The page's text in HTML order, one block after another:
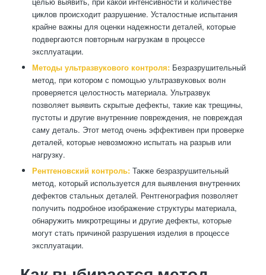
циклов происходит разрушение. Усталостные испытания
крайне важны для оценки надежности деталей, которые
подвергаются повторным нагрузкам в процессе
эксплуатации.
Методы ультразвукового контроля:Безразрушительный
метод, при котором с помощью ультразвуковых волн
проверяется целостность материала. Ультразвук
позволяет выявить скрытые дефекты, такие как трещины,
пустоты и другие внутренние повреждения, не повреждая
саму деталь. Этот метод очень эффективен при проверке
деталей, которые невозможно испытать на разрыв или
нагрузку.
Рентгеновский контроль:Также безразрушительный
метод, который используется для выявления внутренних
дефектов стальных деталей. Рентгенография позволяет
получить подробное изображение структуры материала,
обнаружить микротрещины и другие дефекты, которые
могут стать причиной разрушения изделия в процессе
эксплуатации.